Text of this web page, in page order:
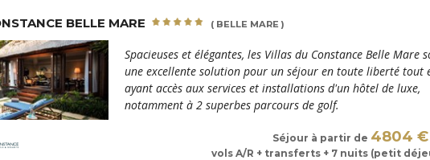
BELLE MARE ( BELLE MARE )
Spacieuses et élégantes, les Villas du Constance Belle Mare
une excellente solution pour un séjour en toute liberté tout
ayant accès aux services et installations d'un hôtel de luxe,
notamment à 2 superbes parcours de golf.
Séjour à partir de 4804 €
vols A/R + transferts + 7 nuits (petit